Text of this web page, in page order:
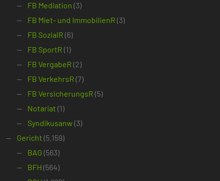
FB Mediation (3)
FB Miet- und ImmobilienR (3)
FB SozialR (6)
FB SportR (1)
FB VergabeR (2)
FB VerkehrsR (7)
FB VersicherungsR (5)
Notariat (1)
Syndikusanw (3)
Gericht (5.159)
BAG (563)
BFH (564)